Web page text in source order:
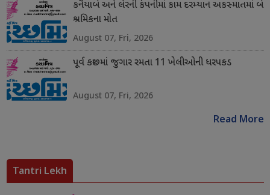
કનૈયાબે અને લેરની કંપનીમાં કામ દરમ્યાન અકસ્માતમાં બે
શ્રમિકના મોત
August 07, Fri, 2026
પૂર્વ કચ્છમાં જુગાર રમતા 11 ખેલીઓની ધરપકડ
August 07, Fri, 2026
Read More
Tantri Lekh